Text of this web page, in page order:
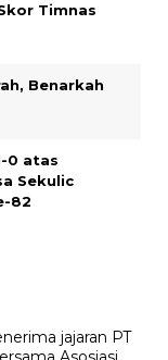
Timnas
Benarkah
0 atas
Sekulic
82